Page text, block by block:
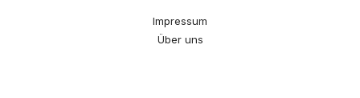
Impressum
Über uns